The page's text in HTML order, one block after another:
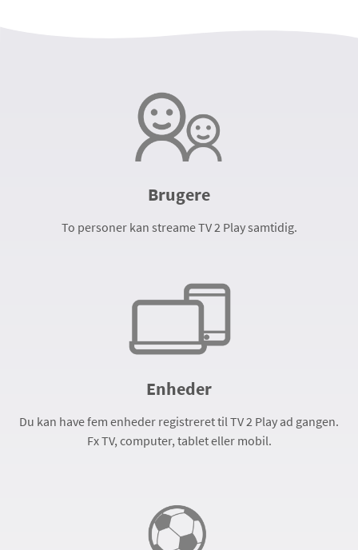
Brugere
To personer kan streame TV 2 Play samtidig.
Enheder
Du kan have fem enheder registreret til TV 2 Play ad gangen.
Fx TV, computer, tablet eller mobil.